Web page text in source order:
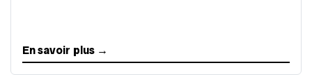
En savoir plus →